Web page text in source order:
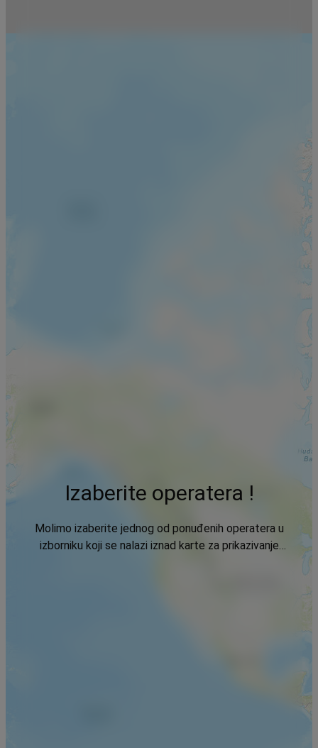
Izaberite operatera !
Molimo izaberite jednog od ponuđenih operatera u
izborniku koji se nalazi iznad karte za prikazivanje